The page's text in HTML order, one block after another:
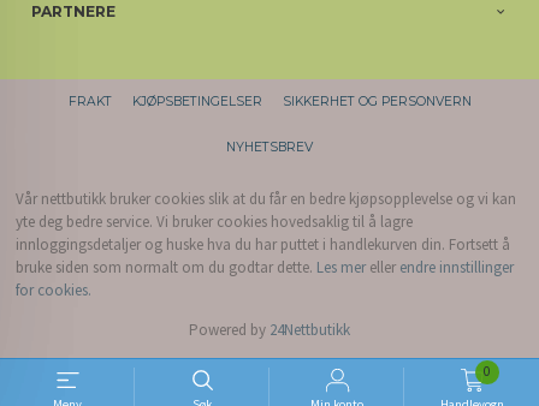
0
PARTNERE
FRAKT KJØPSBETINGELSER SIKKERHET OG PERSONVERN
NYHETSBREV
Vår nettbutikk bruker cookies slik at du får en bedre kjøpsopplevelse og vi kan
yte deg bedre service. Vi bruker cookies hovedsaklig til å lagre
innloggingsdetaljer og huske hva du har puttet i handlekurven din. Fortsett å
bruke siden som normalt om du godtar dette. Les mereller endre innstillinger
for cookies.
Powered by 24Nettbutikk